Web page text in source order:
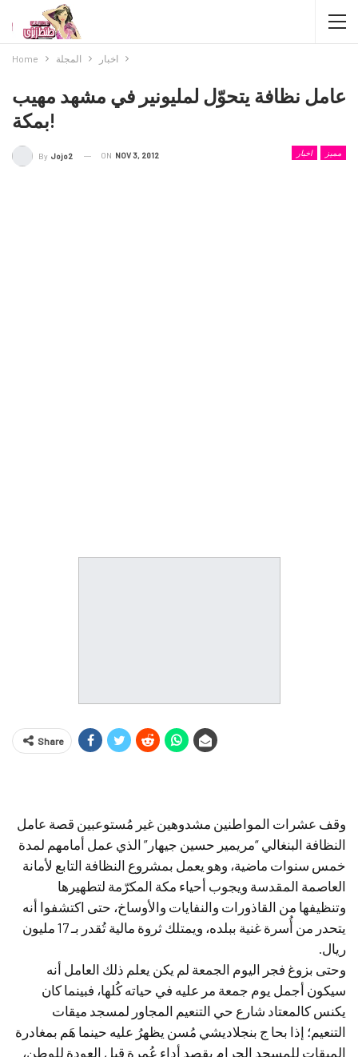
Home المجلة اخبار
عامل نظافة يتحوّل لمليونير في مشهد مهيب
بمكة!
اخبار مميز By Jojo2 ON NOV 3, 2012
Share
وقف عشرات المواطنين مشدوهين غير مُستوعبين قصة عامل
النظافة البنغالي “مريمير حسين جيهار” الذي عمل أمامهم لمدة
خمس سنوات ماضية، وهو يعمل بمشروع النظافة التابع لأمانة
العاصمة المقدسة ويجوب أحياء مكة المكرّمة لتطهيرها
وتنظيفها من القاذورات والنفايات والأوساخ، حتى اكتشفوا أنه
يتحدر من أُسرة غنية ببلده، ويمتلك ثروة مالية تُقدر بـ 17 مليون
ريال.
وحتى بزوغ فجر اليوم الجمعة لم يكن يعلم ذلك العامل أنه
سيكون أجمل يوم جمعة مر عليه في حياته كُلها، فبينما كان
يكنس كالمعتاد شارع حي التنعيم المجاور لمسجد ميقات
التنعيم؛ إذا بحا ج بنجلاديشي مُسن يظهرُ عليه حينما هَم بمغادرة
الميقات للمسجد الحرام بقصد أداء عُمرة قبل العودة للوطن،